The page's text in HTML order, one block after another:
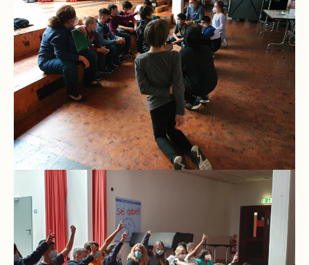
Was
war?
Organisatorisches
Terminplan
Downloads
und
Formulare
Infos
für
Viertklässler